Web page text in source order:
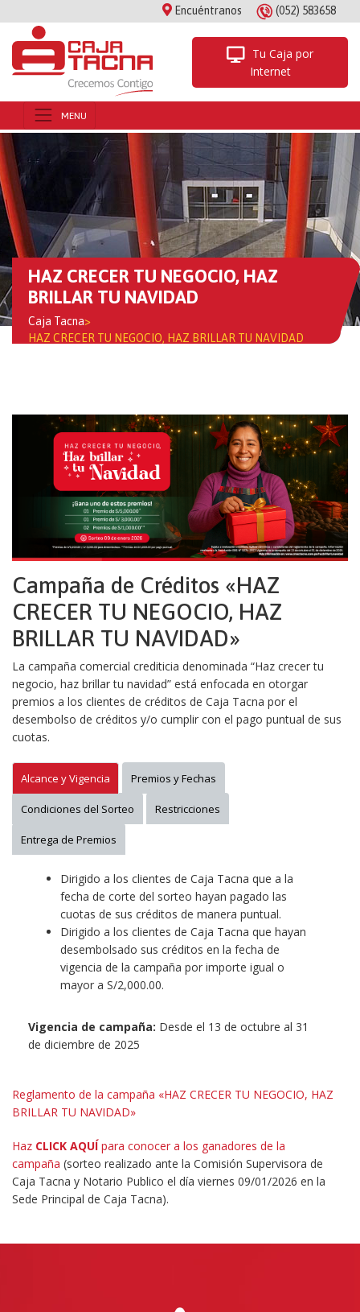
Encuéntranos (052) 583658
Tu Caja por
Internet
HAZ CRECER TU NEGOCIO, HAZ
BRILLAR TU NAVIDAD
Caja Tacna>
HAZ CRECER TU NEGOCIO, HAZ BRILLAR TU NAVIDAD
Campaña de Créditos «HAZ
CRECER TU NEGOCIO, HAZ
BRILLAR TU NAVIDAD»
La campaña comercial crediticia denominada “Haz crecer tu
negocio, haz brillar tu navidad” está enfocada en otorgar
premios a los clientes de créditos de Caja Tacna por el
desembolso de créditos y/o cumplir con el pago puntual de sus
cuotas.
Alcance y Vigencia Premios y Fechas
Condiciones del Sorteo Restricciones
Entrega de Premios
Dirigido a los clientes de Caja Tacna que a la
fecha de corte del sorteo hayan pagado las
cuotas de sus créditos de manera puntual.
Dirigido a los clientes de Caja Tacna que hayan
desembolsado sus créditos en la fecha de
vigencia de la campaña por importe igual o
mayor a S/2,000.00.
Vigencia de campaña: Desde el 13 de octubre al 31
de diciembre de 2025
Reglamento de la campaña «HAZ CRECER TU NEGOCIO, HAZ
BRILLAR TU NAVIDAD»
Haz CLICK AQUÍpara conocer a los ganadores de la
campaña (sorteo realizado ante la Comisión Supervisora de
Caja Tacna y Notario Publico el día viernes 09/01/2026 en la
Sede Principal de Caja Tacna).